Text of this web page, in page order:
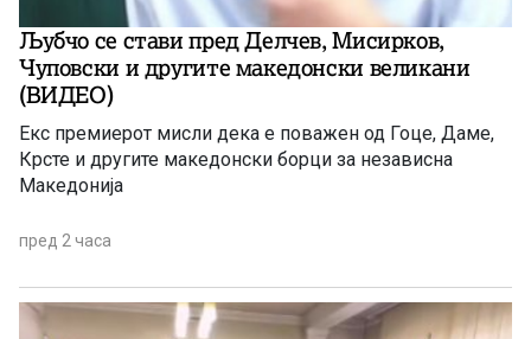
Љубчо се стави пред Делчев, Мисирков,
Чуповски и другите македонски великани
(ВИДЕО)
Екс премиерот мисли дека е поважен од Гоце, Даме,
Крсте и другите македонски борци за независна
Македонија
пред 2 часа